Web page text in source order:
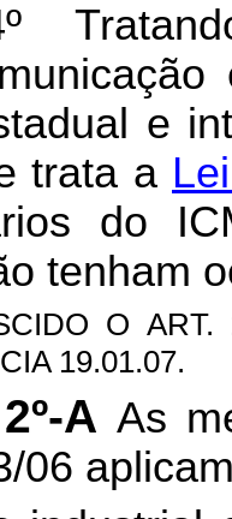
e
trata a
do
tenham
O
19.01.07.
A As
06